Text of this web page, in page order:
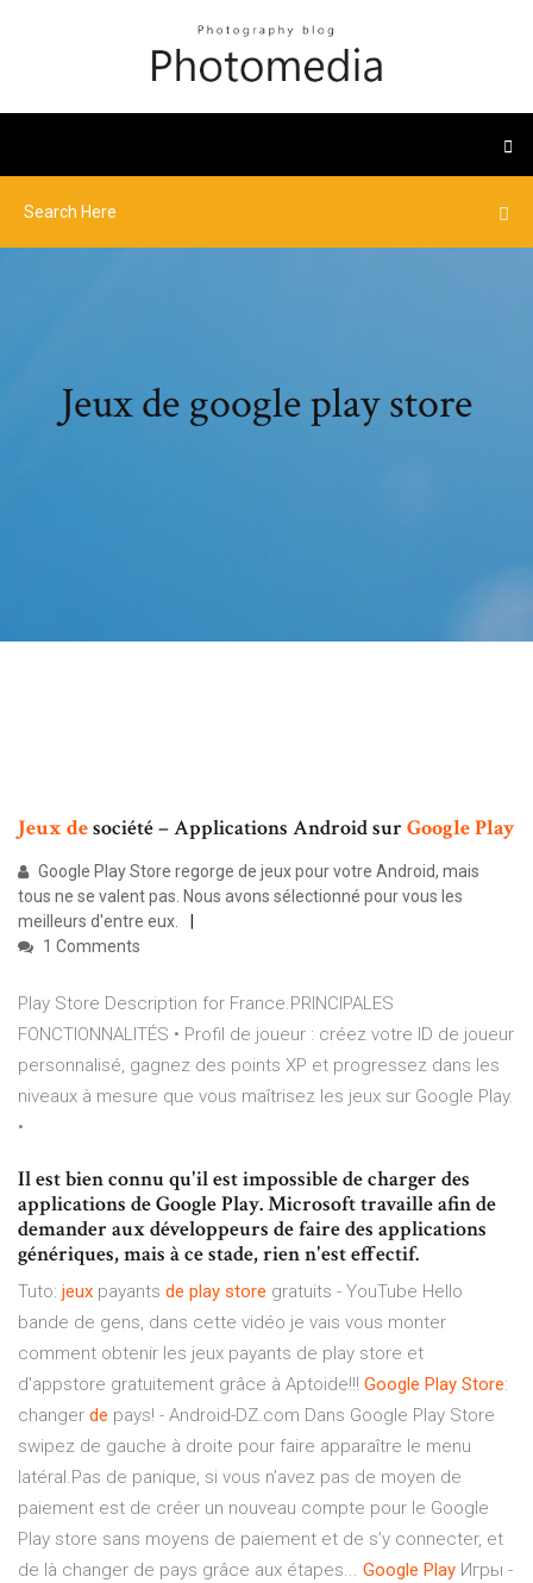
Jeux de google play store
Jeux desociété – Applications Android sur GooglePlay
Google Play Store regorge de jeux pour votre Android, mais
tous ne se valent pas. Nous avons sélectionné pour vous les
meilleurs d'entre eux.
1 Comments
Play Store Description for France.PRINCIPALES
FONCTIONNALITÉS • Profil de joueur : créez votre ID de joueur
personnalisé, gagnez des points XP et progressez dans les
niveaux à mesure que vous maîtrisez les jeux sur Google Play.
•
Il est bien connu qu'il est impossible de charger des
applications de Google Play. Microsoft travaille afin de
demander aux développeurs de faire des applications
génériques, mais à ce stade, rien n'est effectif.
Tuto: jeux payants de play store gratuits - YouTube Hello
bande de gens, dans cette vidéo je vais vous monter
comment obtenir les jeux payants de play store et
d'appstore gratuitement grâce à Aptoide!!! Google Play Store:
changer de pays! - Android-DZ.com Dans Google Play Store
swipez de gauche à droite pour faire apparaître le menu
latéral.Pas de panique, si vous n’avez pas de moyen de
paiement est de créer un nouveau compte pour le Google
Play store sans moyens de paiement et de s’y connecter, et
de là changer de pays grâce aux étapes... Google Play Игры -